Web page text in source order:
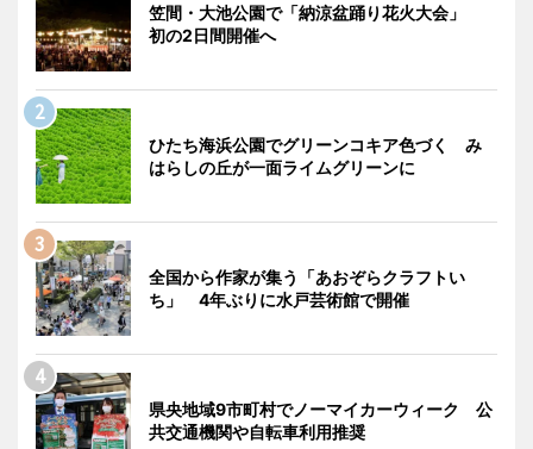
笠間・大池公園で「納涼盆踊り花火大会」
初の2日間開催へ
ひたち海浜公園でグリーンコキア色づく み
はらしの丘が一面ライムグリーンに
全国から作家が集う「あおぞらクラフトい
ち」 4年ぶりに水戸芸術館で開催
県央地域9市町村でノーマイカーウィーク 公
共交通機関や自転車利用推奨